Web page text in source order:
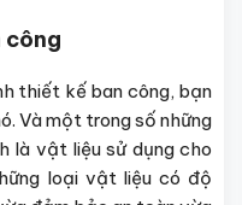
công
thiết kế ban công, bạn
Và một trong số những
là vật liệu sử dụng cho
loại vật liệu có độ